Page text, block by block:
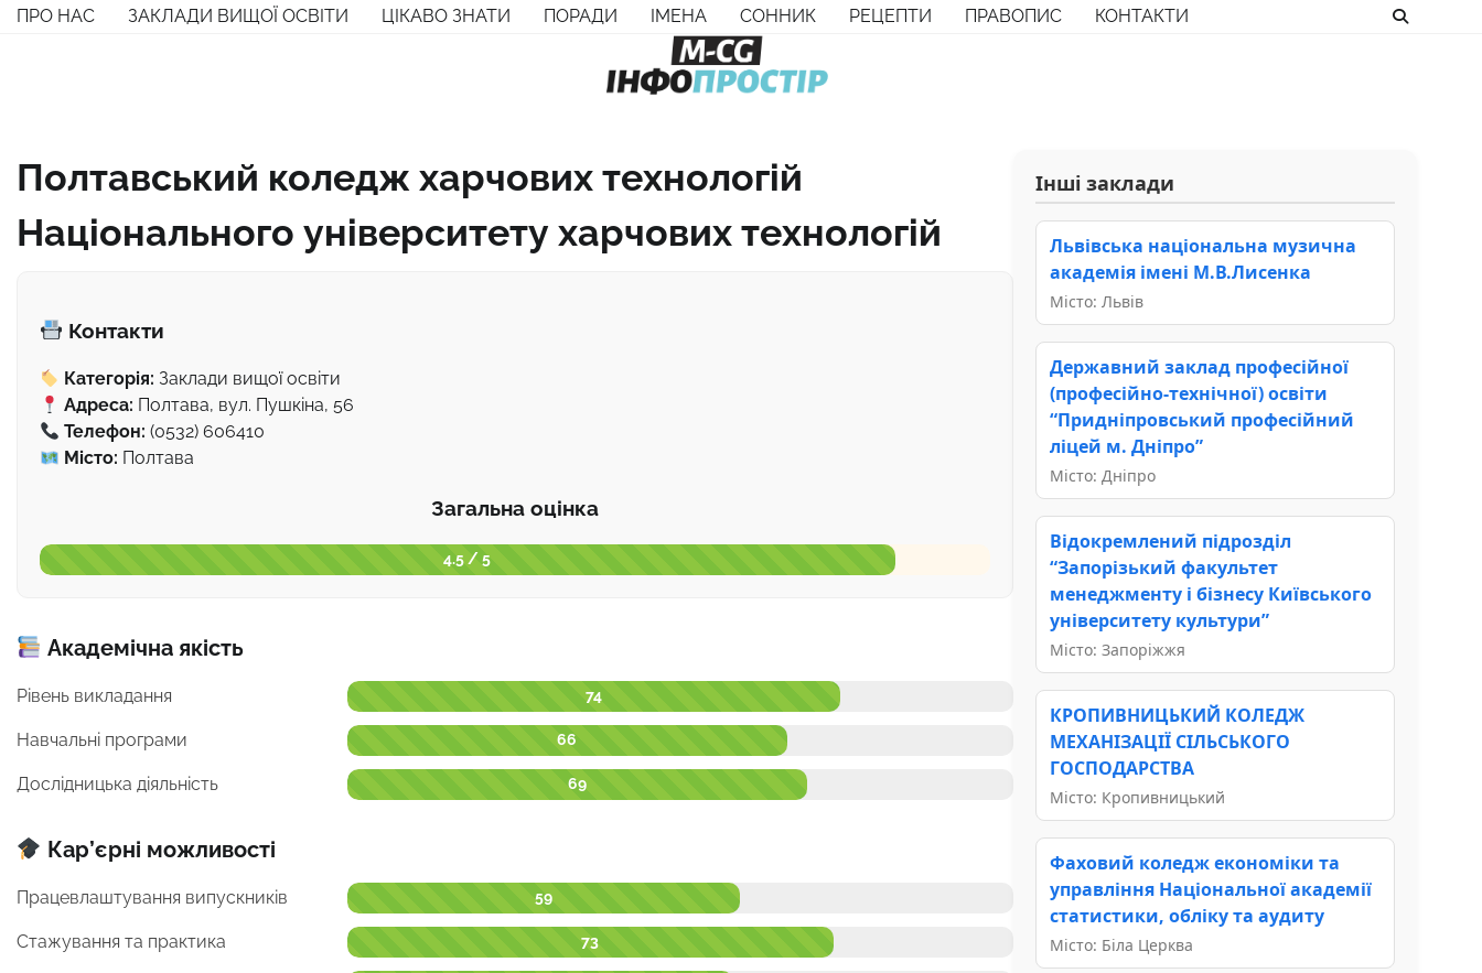
Перейти
ПРО НАС ЗАКЛАДИ ВИЩОЇ ОСВІТИ ЦІКАВО ЗНАТИ ПОРАДИ ІМЕНА СОННИК РЕЦЕПТИ ПРАВОПИС КОНТАКТИ
Полтавський коледж харчових технологій
Національного університету харчових технологій
Контакти
Категорія: Заклади вищої освіти
Адреса: Полтава, вул. Пушкіна, 56
Телефон: (0532) 606410
Місто: Полтава
Загальна оцінка
4.5 / 5
Академічна якість
Рівень викладання 74
Навчальні програми 66
Дослідницька діяльність 69
Кар’єрні можливості
Працевлаштування випускників 59
Стажування та практика 73
Інші заклади
Львівська національна музична
академія імені М.В.Лисенка
Місто: Львів
Державний заклад професійної
(професійно-технічної) освіти
“Придніпровський професійний
ліцей м. Дніпро”
Місто: Дніпро
Відокремлений підрозділ
“Запорізький факультет
менеджменту і бізнесу Київського
університету культури”
Місто: Запоріжжя
КРОПИВНИЦЬКИЙ КОЛЕДЖ
МЕХАНІЗАЦІЇ СІЛЬСЬКОГО
ГОСПОДАРСТВА
Місто: Кропивницький
Фаховий коледж економіки та
управління Національної академії
статистики, обліку та аудиту
Місто: Біла Церква